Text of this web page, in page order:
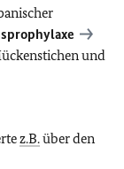
und
z.B.über den